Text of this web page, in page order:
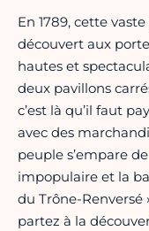
En 1789, cette
découvert aux
hautes et
deux pavillons
c’est là qu’il faut
avec des
peuple s’empare
impopulaire et la
du Trône-
partez à la